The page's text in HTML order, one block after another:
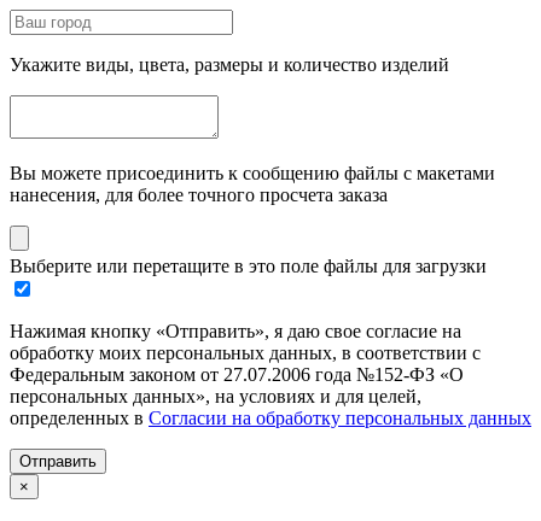
Укажите виды, цвета, размеры и количество изделий
Вы можете присоединить к сообщению файлы с макетами
нанесения, для более точного просчета заказа
Выберите или перетащите в это поле файлы для загрузки
Нажимая кнопку «Отправить», я даю свое согласие на
обработку моих персональных данных, в соответствии с
Федеральным законом от 27.07.2006 года №152-ФЗ «О
персональных данных», на условиях и для целей,
определенных в Согласии на обработку персональных данных
Отправить
×